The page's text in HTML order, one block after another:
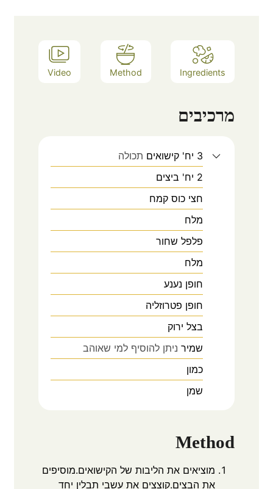
Ingredients
Method
Video
מרכיבים
3 יח' קישואים תכולה
2 יח' ביצים
חצי כוס קמח
מלח
פלפל שחור
מלח
חופן נענע
חופן פטרוזליה
בצל ירוק
שמיר ניתן להוסיף למי שאוהב
כמון
שמן
Method
מוציאים את הליבות של הקישואים.מוסיפים
את הבצים.קוצצים את עשבי תבלין יחד